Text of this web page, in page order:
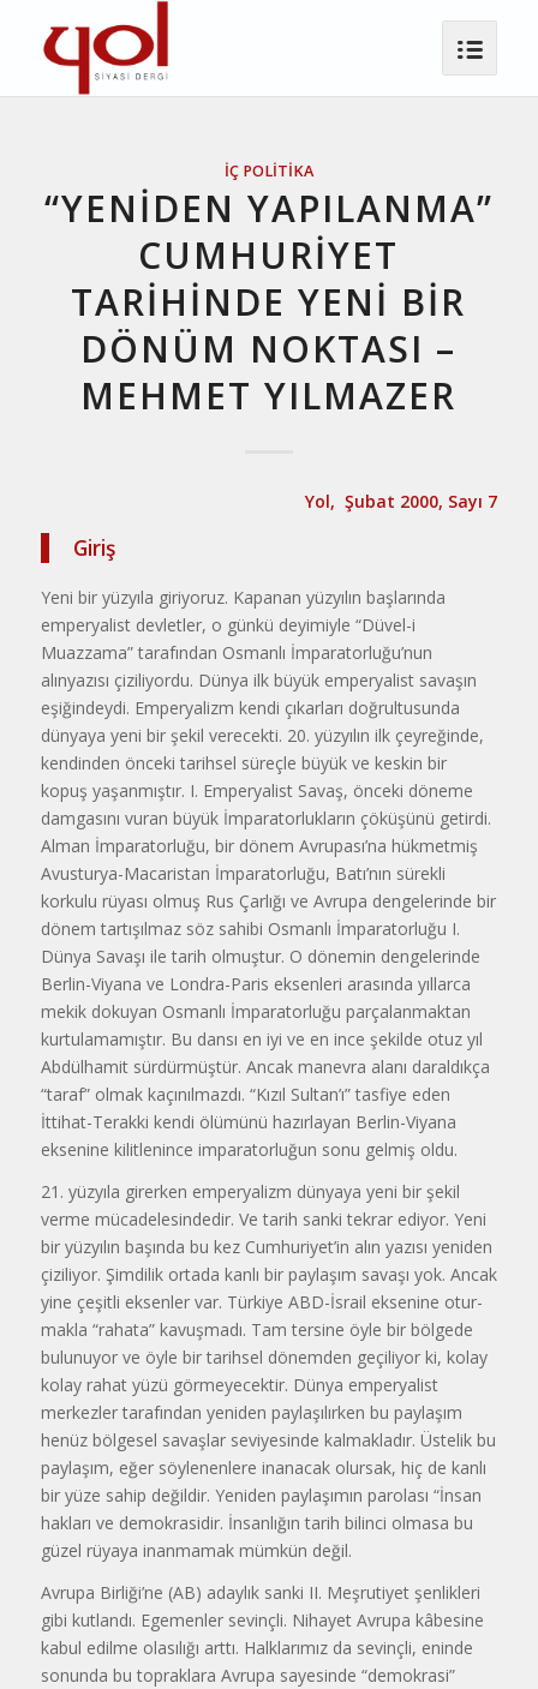
İÇ POLITIKA
“YENİDEN YAPILANMA”
CUMHURİYET
TARİHİNDE YENİ BİR
DÖNÜM NOKTASI –
MEHMET YILMAZER
Yol, Şubat 2000, Sayı 7
Giriş
Yeni bir yüzyıla giriyoruz. Kapanan yüzyılın başlarında
emperyalist devlet­ler, o günkü deyimiyle “Düvel-i
Muazzama” tarafından Osmanlı İmparatorluğu’nun
alınyazısı çiziliyordu. Dünya ilk büyük emperyalist savaşın
eşiğindeydi. Emperyalizm kendi çıkarları doğrul­tusunda
dünyaya yeni bir şekil verecek­ti. 20. yüzyılın ilk çeyreğinde,
kendinden önceki tarihsel süreçle büyük ve keskin bir
kopuş yaşanmıştır. I. Emperyalist Savaş, önceki döneme
damgasını vuran büyük İmparatorlukların çöküşünü getirdi.
Alman İmparatorluğu, bir dönem Avrupası’na hükmetmiş
Avusturya-Macaristan İmparatorluğu, Batı’nın sürekli
korkulu rüyası olmuş Rus Çarlığı ve Avrupa dengelerinde bir
dönem tartışılmaz söz sahibi Osmanlı İmparatorluğu I.
Dünya Savaşı ile tarih olmuştur. O dönemin dengelerinde
Berlin-Viyana ve Londra-Paris eksenleri arasında yıllarca
mekik dokuyan Osmanlı İmparatorluğu parçalanmaktan
kurtulamamıştır. Bu dansı en iyi ve en ince şekilde otuz yıl
Abdülhamit sürdür­müştür. Ancak manevra alanı daraldıkça
“taraf” olmak kaçınılmazdı. “Kızıl Sultan’ı” tasfiye eden
İttihat-Terakki kendi ölümünü hazırlayan Berlin-Viyana
eksenine kilitlenince imparatorluğun sonu gelmiş oldu.
21. yüzyıla girerken emperyalizm dünyaya yeni bir şekil
verme mücadelesindedir. Ve tarih sanki tekrar ediyor. Yeni
bir yüzyılın başında bu kez Cumhuriyet’in alın yazısı yeniden
çizili­yor. Şimdilik ortada kanlı bir paylaşım savaşı yok. Ancak
yine çeşitli eksenler var. Türkiye ABD-İsrail eksenine otur­
makla “rahata” kavuşmadı. Tam tersine öyle bir bölgede
bulunuyor ve öyle bir tarihsel dönemden geçiliyor ki, kolay
kolay rahat yüzü görmeyecektir. Dünya emperyalist
merkezler tarafından yeni­den paylaşılırken bu paylaşım
henüz bölgesel savaşlar seviyesinde kalmak­ladır. Üstelik bu
paylaşım, eğer söyle­nenlere inanacak olursak, hiç de kanlı
bir yüze sahip değildir. Yeniden pay­laşımın parolası “İnsan
hakları ve demokrasidir. İnsanlığın tarih bilinci olmasa bu
güzel rüyaya inanmamak mümkün değil.
Avrupa Birliği’ne (AB) adaylık sanki II. Meşrutiyet şenlikleri
gibi kutlandı. Egemenler sevinçli. Nihayet Avrupa kâbesine
kabul edilme olasılığı arttı. Halklarımız da sevinçli, eninde
sonunda bu topraklara Avrupa sayesinde “demokrasi”